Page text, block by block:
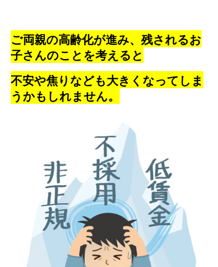
ご両親の高齢化が進み、残されるお
子さんのことを考えると
不安や焦りなども大きくなってしま
うかもしれません。